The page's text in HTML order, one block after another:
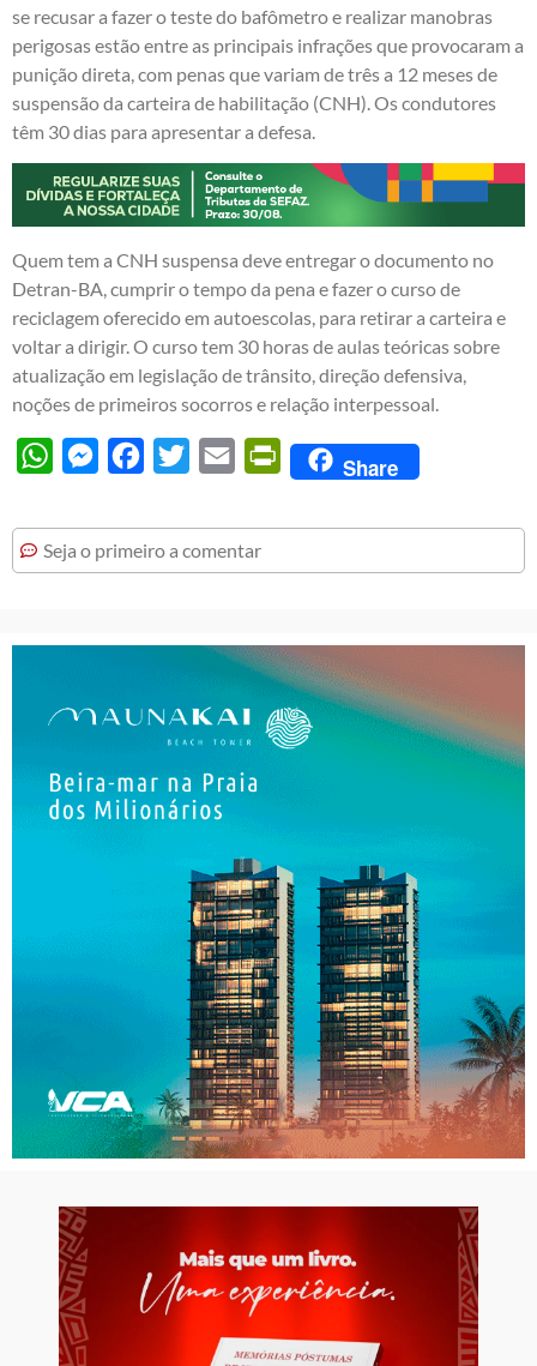
se recusar a fazer o teste do bafômetro e realizar manobras
perigosas estão entre as principais infrações que provocaram a
punição direta, com penas que variam de três a 12 meses de
suspensão da carteira de habilitação (CNH). Os condutores
têm 30 dias para apresentar a defesa.
Quem tem a CNH suspensa deve entregar o documento no
Detran-BA, cumprir o tempo da pena e fazer o curso de
reciclagem oferecido em autoescolas, para retirar a carteira e
voltar a dirigir. O curso tem 30 horas de aulas teóricas sobre
atualização em legislação de trânsito, direção defensiva,
noções de primeiros socorros e relação interpessoal.
WhatsAppMessengerFacebook
Twitter Email PrintFriendly
Share
Seja o primeiro a comentar